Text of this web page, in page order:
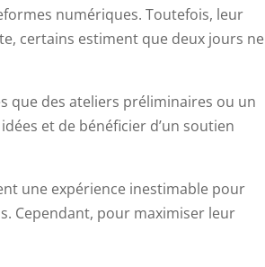
numériques. Toutefois, leur
certains estiment que deux jours ne
que des ateliers préliminaires ou un
et de bénéficier d’un soutien
une expérience inestimable pour
Cependant, pour maximiser leur